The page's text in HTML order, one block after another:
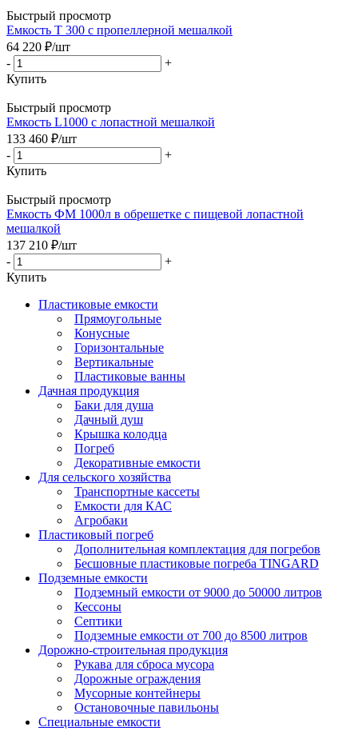
Быстрый просмотр
Емкость T 300 c пропеллерной мешалкой
64 220 ₽/шт
-
+
Купить
Быстрый просмотр
Емкость L1000 с лопастной мешалкой
133 460 ₽/шт
-
+
Купить
Быстрый просмотр
Емкость ФМ 1000л в обрешетке с пищевой лопастной
мешалкой
137 210 ₽/шт
-
+
Купить
Пластиковые емкости
Прямоугольные
Конусные
Горизонтальные
Вертикальные
Пластиковые ванны
Дачная продукция
Баки для душа
Дачный душ
Крышка колодца
Погреб
Декоративные емкости
Для сельского хозяйства
Транспортные кассеты
Емкости для КАС
Агробаки
Пластиковый погреб
Дополнительная комплектация для погребов
Бесшовные пластиковые погреба TINGARD
Подземные емкости
Подземный емкости от 9000 до 50000 литров
Кессоны
Септики
Подземные емкости от 700 до 8500 литров
Дорожно-строительная продукция
Рукава для сброса мусора
Дорожные ограждения
Мусорные контейнеры
Остановочные павильоны
Специальные емкости